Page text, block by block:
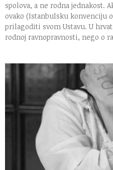
spolova, a ne rodna jednakost.
ovako (Istanbulsku konvenciju
prilagoditi svom Ustavu. U
rodnoj ravnopravnosti, nego o